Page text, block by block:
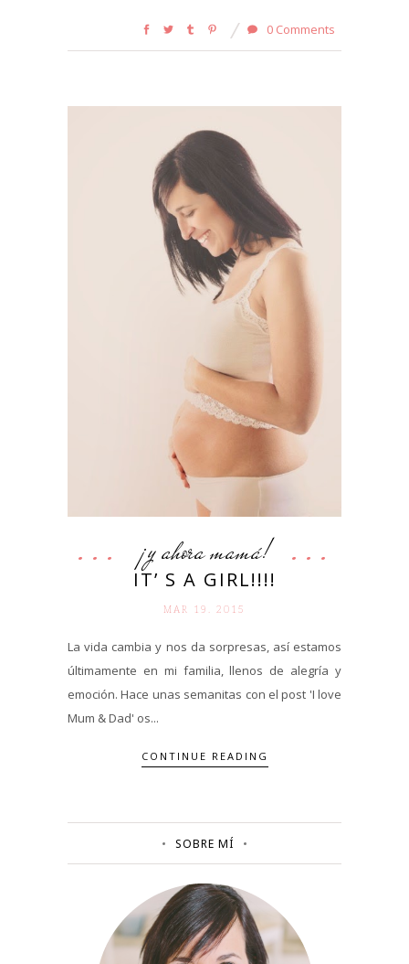
0 Comments
¡y ahora mamá!
IT’ S A GIRL!!!!
MAR 19. 2015
La vida cambia y nos da sorpresas, así estamos
últimamente en mi familia, llenos de alegría y
emoción. Hace unas semanitas con el post 'I love
Mum & Dad' os...
CONTINUE READING
SOBRE MÍ